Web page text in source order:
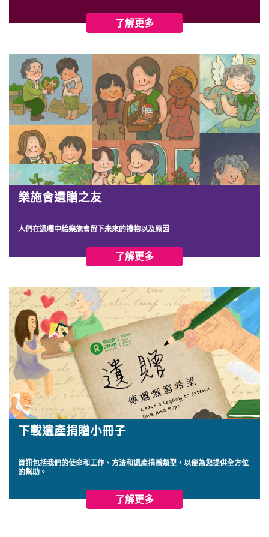
了解更多
樂施會遺贈之友
人們在遺囑中給樂施會留下未來的禮物以及原因
了解更多
下載遺產捐贈小冊子
資訊包括我們的使命和工作、方法和遺產捐贈類型，以便為您提供全方位
的幫助。
了解更多